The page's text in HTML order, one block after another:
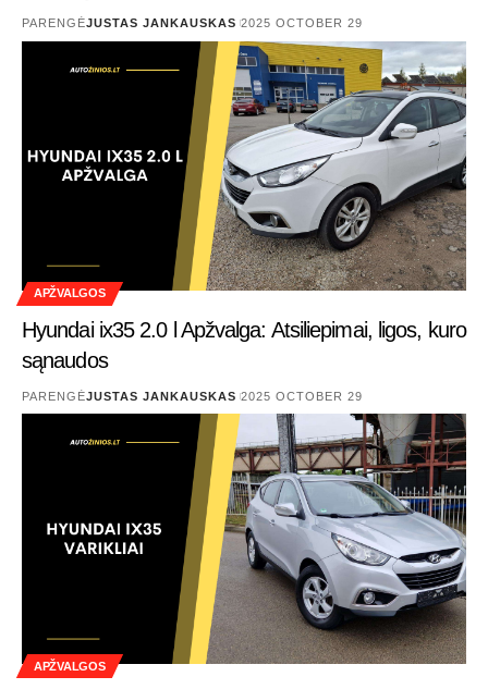
PARENGĖJUSTAS JANKAUSKAS 2025 OCTOBER 29
APŽVALGOS
Hyundai ix35 2.0 l Apžvalga: Atsiliepimai, ligos, kuro
sąnaudos
PARENGĖJUSTAS JANKAUSKAS 2025 OCTOBER 29
APŽVALGOS